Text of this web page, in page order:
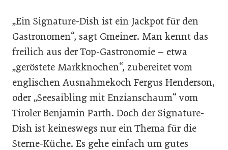
„Ein Signature-Dish ist ein Jackpot für den
Gastronomen“, sagt Gmeiner. Man kennt das
freilich aus der Top-Gastronomie – etwa
„geröstete Markknochen“, zubereitet vom
englischen Ausnahmekoch Fergus Henderson,
oder „Seesaibling mit Enzianschaum“ vom
Tiroler Benjamin Parth. Doch der Signature-
Dish ist keineswegs nur ein Thema für die
Sterne-Küche. Es gehe einfach um gutes